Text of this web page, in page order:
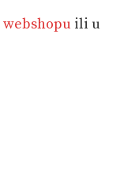
webshopu ili u